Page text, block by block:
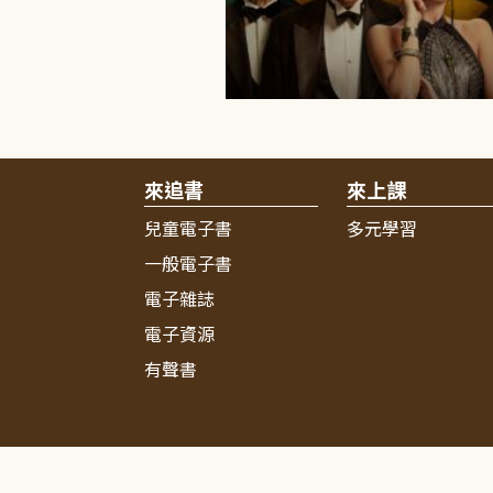
來追書
兒童電子書
一般電子書
電子雜誌
電子資源
有聲書
來上課
多元學習